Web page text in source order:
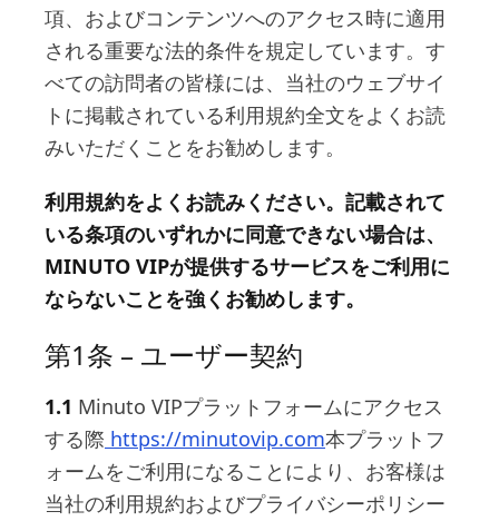
項、およびコンテンツへのアクセス時に適用
される重要な法的条件を規定しています。す
べての訪問者の皆様には、当社のウェブサイ
トに掲載されている利用規約全文をよくお読
みいただくことをお勧めします。
利用規約をよくお読みください。記載されて
いる条項のいずれかに同意できない場合は、
MINUTO VIPが提供するサービスをご利用に
ならないことを強くお勧めします。
第1条 – ユーザー契約
1.1 Minuto VIPプラットフォームにアクセス
する際 https://minutovip.com本プラットフ
ォームをご利用になることにより、お客様は
当社の利用規約およびプライバシーポリシー